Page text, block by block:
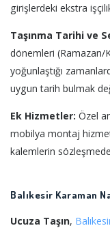
girişlerdeki ekstra
Taşınma Tarihi ve
dönemleri (Ramazan/
yoğunlaştığı
uygun tarih bulmak
Ek Hizmetler: Özel
mobilya montaj
kalemlerin
Balıkesir Karaman
Ucuza Taşın,